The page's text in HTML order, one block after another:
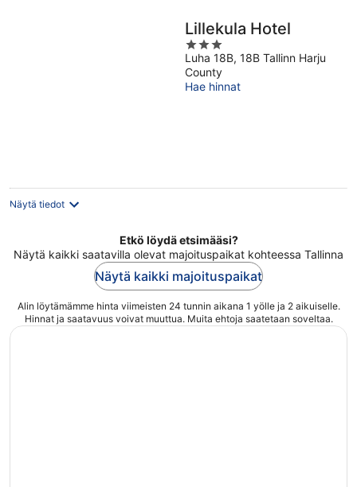
Lillekula Hotel
3
out
of
5
Luha 18B, 18B Tallinn Harju
County
Hae hinnat
Näytä tiedot
Etkö löydä etsimääsi?
Näytä kaikki saatavilla olevat majoituspaikat kohteessa Tallinna
Näytä kaikki majoituspaikat
Alin löytämämme hinta viimeisten 24 tunnin aikana 1 yölle ja 2 aikuiselle.
Hinnat ja saatavuus voivat muuttua. Muita ehtoja saatetaan soveltaa.